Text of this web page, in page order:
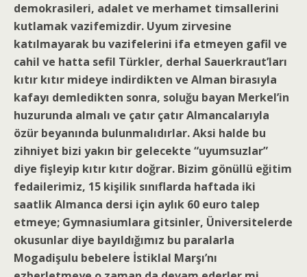
demokrasileri, adalet ve merhamet timsallerini
kutlamak vazifemizdir. Uyum zirvesine
katılmayarak bu vazifelerini ifa etmeyen gafil ve
cahil ve hatta sefil Türkler, derhal Sauerkraut’ları
kıtır kıtır mideye indirdikten ve Alman birasıyla
kafayı demledikten sonra, soluğu bayan Merkel’in
huzurunda almalı ve çatır çatır Almancalarıyla
özür beyanında bulunmalıdırlar. Aksi halde bu
zihniyet bizi yakın bir gelecekte “uyumsuzlar”
diye fişleyip kıtır kıtır doğrar. Bizim gönüllü eğitim
fedailerimiz, 15 kişilik sınıflarda haftada iki
saatlik Almanca dersi için aylık 60 euro talep
etmeye; Gymnasiumlara gitsinler, Üniversitelerde
okusunlar diye bayıldığımız bu paralarla
Mogadişulu bebelere İstiklal Marşı’nı